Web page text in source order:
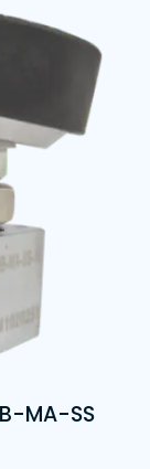
MA-SS